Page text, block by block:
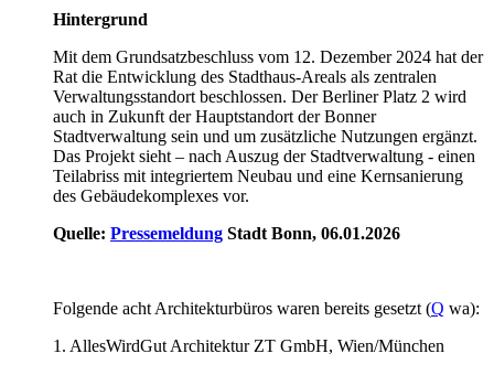
Hintergrund
Mit dem Grundsatzbeschluss vom 12. Dezember 2024 hat der
Rat die Entwicklung des Stadthaus-Areals als zentralen
Verwaltungsstandort beschlossen. Der Berliner Platz 2 wird
auch in Zukunft der Hauptstandort der Bonner
Stadtverwaltung sein und um zusätzliche Nutzungen ergänzt.
Das Projekt sieht – nach Auszug der Stadtverwaltung - einen
Teilabriss mit integriertem Neubau und eine Kernsanierung
des Gebäudekomplexes vor.
Quelle: Pressemeldung Stadt Bonn, 06.01.2026
Folgende acht Architekturbüros waren bereits gesetzt (Q wa):
1. AllesWirdGut Architektur ZT GmbH, Wien/München